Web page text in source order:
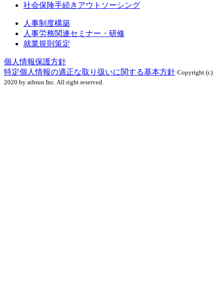
社会保険手続きアウトソーシング
人事制度構築
人事労務関連セミナー・研修
就業規則策定
個人情報保護方針
特定個人情報の適正な取り扱いに関する基本方針 Copyright (c)
2020 by athrun Inc. All right reserved.